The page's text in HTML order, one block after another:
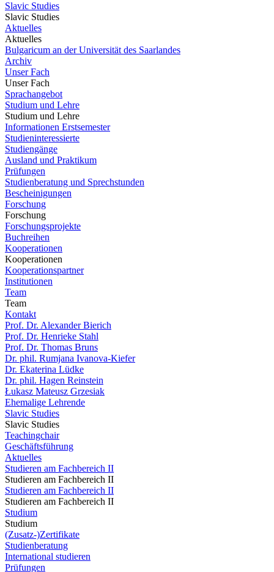
Slavic Studies
Slavic Studies
Aktuelles
Aktuelles
Bulgaricum an der Universität des Saarlandes
Archiv
Unser Fach
Unser Fach
Sprachangebot
Studium und Lehre
Studium und Lehre
Informationen Erstsemester
Studieninteressierte
Studiengänge
Ausland und Praktikum
Prüfungen
Studienberatung und Sprechstunden
Bescheinigungen
Forschung
Forschung
Forschungsprojekte
Buchreihen
Kooperationen
Kooperationen
Kooperationspartner
Institutionen
Team
Team
Kontakt
Prof. Dr. Alexander Bierich
Prof. Dr. Henrieke Stahl
Prof. Dr. Thomas Bruns
Dr. phil. Rumjana Ivanova-Kiefer
Dr. Ekaterina Lüdke
Dr. phil. Hagen Reinstein
Łukasz Mateusz Grzesiak
Ehemalige Lehrende
Slavic Studies
Slavic Studies
Teachingchair
Geschäftsführung
Aktuelles
Studieren am Fachbereich II
Studieren am Fachbereich II
Studieren am Fachbereich II
Studieren am Fachbereich II
Studium
Studium
(Zusatz-)Zertifikate
Studienberatung
International studieren
Prüfungen